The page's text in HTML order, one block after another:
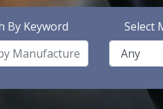
By Keyword Select